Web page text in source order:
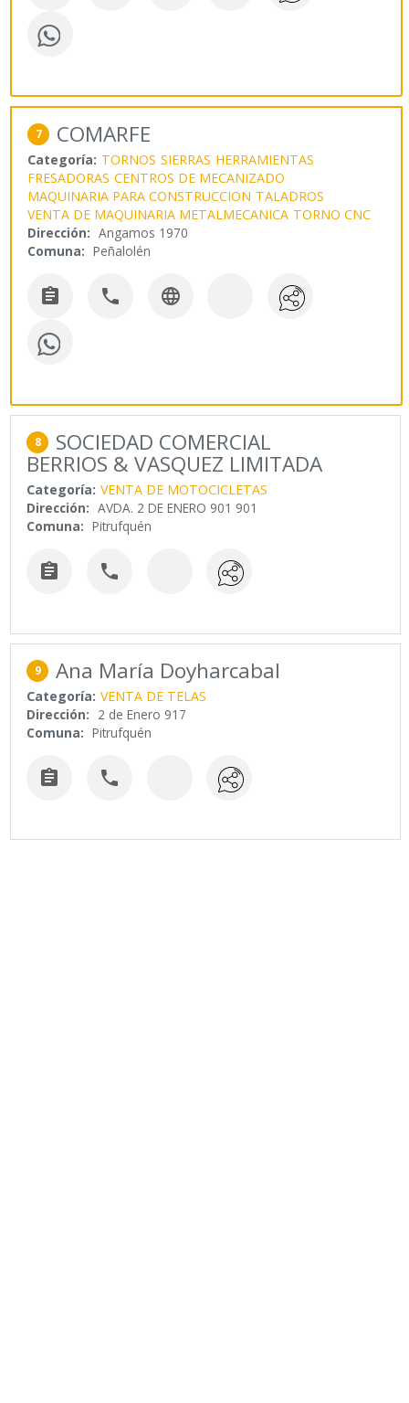
7 COMARFE
Categoría: TORNOS SIERRAS HERRAMIENTAS
FRESADORAS CENTROS DE MECANIZADO
MAQUINARIA PARA CONSTRUCCION TALADROS
VENTA DE MAQUINARIA METALMECANICA TORNO CNC
Dirección: Angamos 1970
Comuna: Peñalolén
  
8 SOCIEDAD COMERCIAL
BERRIOS & VASQUEZ LIMITADA
Categoría: VENTA DE MOTOCICLETAS
Dirección: AVDA. 2 DE ENERO 901 901
Comuna: Pitrufquén
 
9 Ana María Doyharcabal
Categoría: VENTA DE TELAS
Dirección: 2 de Enero 917
Comuna: Pitrufquén
 